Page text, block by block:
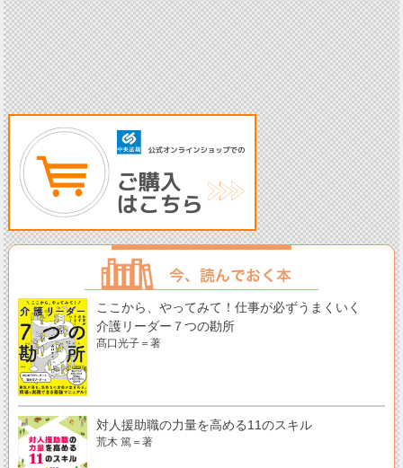
ここから、やってみて！仕事が必ずうまくいく
介護リーダー７つの勘所
髙口光子＝著
対人援助職の力量を高める11のスキル
荒木 篤＝著